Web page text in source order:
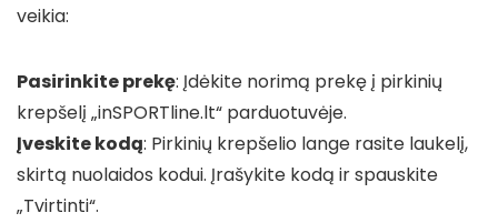
veikia:
Pasirinkite prekę: Įdėkite norimą prekę į pirkinių
krepšelį „inSPORTline.lt“ parduotuvėje.
Įveskite kodą: Pirkinių krepšelio lange rasite laukelį,
skirtą nuolaidos kodui. Įrašykite kodą ir spauskite
„Tvirtinti“.